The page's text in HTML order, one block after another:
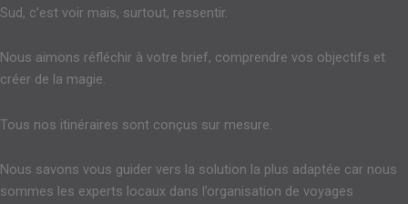
Sud, c’est voir mais, surtout, ressentir.
Nous aimons réfléchir à votre brief, comprendre vos objectifs et
créer de la magie.
Tous nos itinéraires sont conçus sur mesure.
Nous savons vous guider vers la solution la plus adaptée car nous
sommes les experts locaux dans l’organisation de voyages